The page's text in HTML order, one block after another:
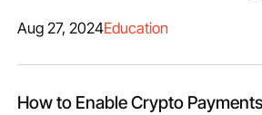
Aug 27, 2024Education
How to Enable Crypto